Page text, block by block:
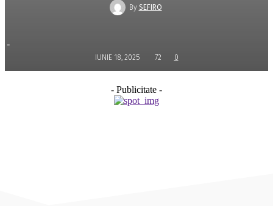
By SEFIRO
-
IUNIE 18, 2025 72 0
- Publicitate -